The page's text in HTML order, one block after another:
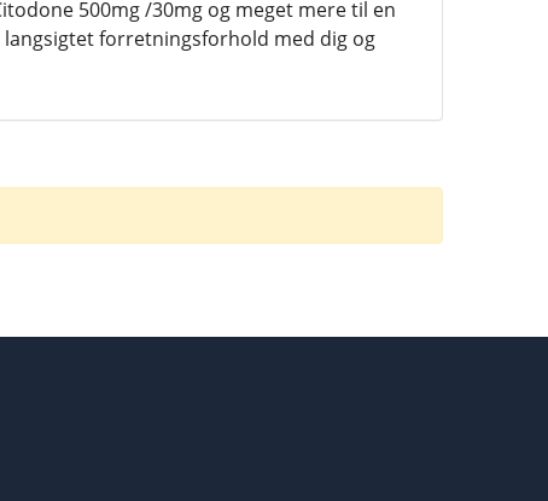
500mg /30mg og meget mere til en
forretningsforhold med dig og